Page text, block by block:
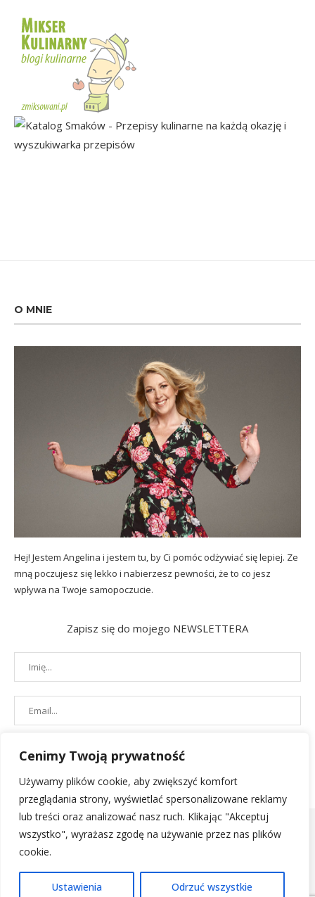
Cenimy Twoją prywatność
Używamy plików cookie, aby zwiększyć komfort
przeglądania strony, wyświetlać spersonalizowane reklamy
lub treści oraz analizować nasz ruch. Klikając "Akceptuj
wszystko", wyrażasz zgodę na używanie przez nas plików
cookie.
Ustawienia Odrzuć wszystkie
O MNIE
Hej! Jestem Angelina i jestem tu, by Ci pomóc odżywiać się lepiej. Ze
mną poczujesz się lekko i nabierzesz pewności, że to co jesz
wpływa na Twoje samopoczucie.
Zapisz się do mojego NEWSLETTERA
POLITYKA PRYWATNOŚCI REGULAMIN SKLEPU| 2019 - All Right